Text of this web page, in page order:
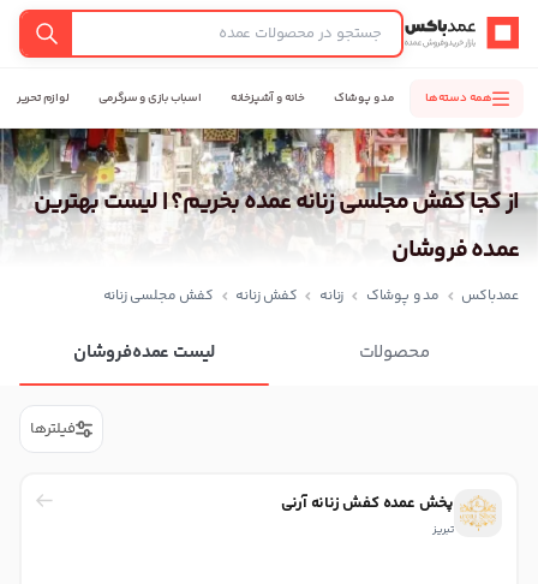
عمدباکس — بازگشت به صفحه اصلی
جستجو
همه دسته‌ها مد و پوشاک خانه و آشپزخانه اسباب بازی و سرگرمی لوازم تحریر
از کجا کفش مجلسی زنانه عمده بخریم؟ | لیست بهترین
عمده فروشان
عمدباکس مد و پوشاک زنانه کفش زنانه کفش مجلسی زنانه
محصولات لیست عمده‌فروشان
فیلترها
پخش عمده کفش زنانه آرنی
تبریز